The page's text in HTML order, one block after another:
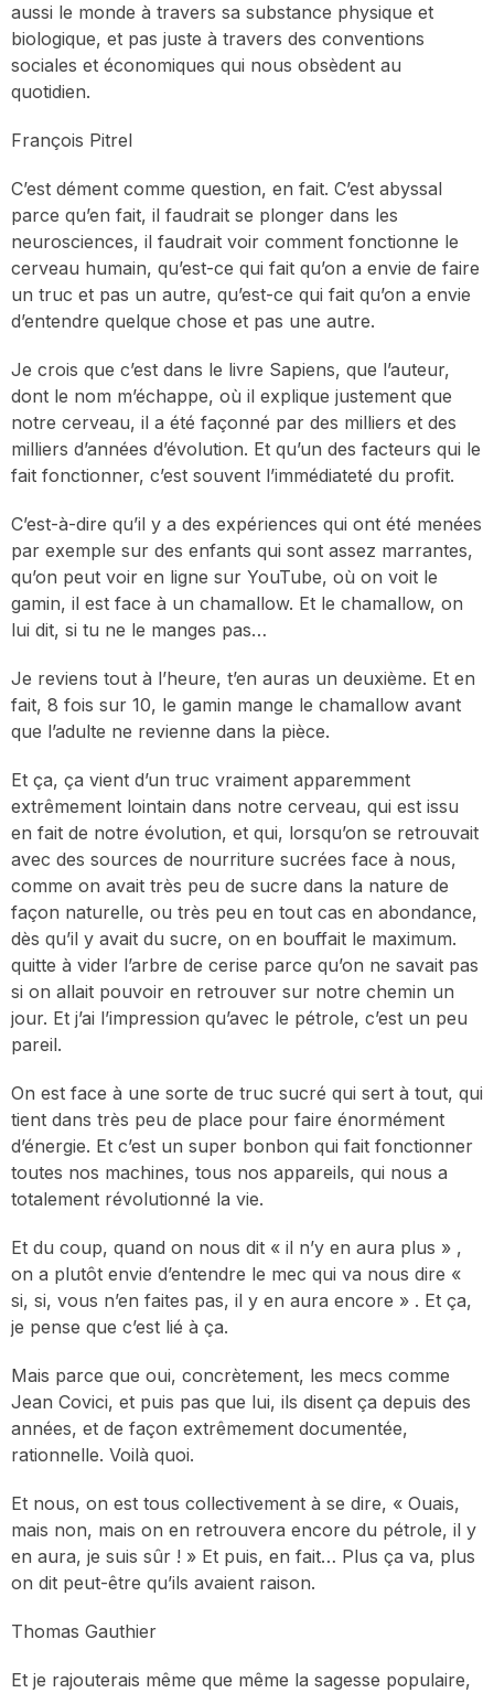
aussi le monde à travers sa substance physique et
biologique, et pas juste à travers des conventions
sociales et économiques qui nous obsèdent au
quotidien.
François Pitrel
C’est dément comme question, en fait. C’est abyssal
parce qu’en fait, il faudrait se plonger dans les
neurosciences, il faudrait voir comment fonctionne le
cerveau humain, qu’est-ce qui fait qu’on a envie de faire
un truc et pas un autre, qu’est-ce qui fait qu’on a envie
d’entendre quelque chose et pas une autre.
Je crois que c’est dans le livre Sapiens, que l’auteur,
dont le nom m’échappe, où il explique justement que
notre cerveau, il a été façonné par des milliers et des
milliers d’années d’évolution. Et qu’un des facteurs qui le
fait fonctionner, c’est souvent l’immédiateté du profit.
C’est-à-dire qu’il y a des expériences qui ont été menées
par exemple sur des enfants qui sont assez marrantes,
qu’on peut voir en ligne sur YouTube, où on voit le
gamin, il est face à un chamallow. Et le chamallow, on
lui dit, si tu ne le manges pas…
Je reviens tout à l’heure, t’en auras un deuxième. Et en
fait, 8 fois sur 10, le gamin mange le chamallow avant
que l’adulte ne revienne dans la pièce.
Et ça, ça vient d’un truc vraiment apparemment
extrêmement lointain dans notre cerveau, qui est issu
en fait de notre évolution, et qui, lorsqu’on se retrouvait
avec des sources de nourriture sucrées face à nous,
comme on avait très peu de sucre dans la nature de
façon naturelle, ou très peu en tout cas en abondance,
dès qu’il y avait du sucre, on en bouffait le maximum.
quitte à vider l’arbre de cerise parce qu’on ne savait pas
si on allait pouvoir en retrouver sur notre chemin un
jour. Et j’ai l’impression qu’avec le pétrole, c’est un peu
pareil.
On est face à une sorte de truc sucré qui sert à tout, qui
tient dans très peu de place pour faire énormément
d’énergie. Et c’est un super bonbon qui fait fonctionner
toutes nos machines, tous nos appareils, qui nous a
totalement révolutionné la vie.
Et du coup, quand on nous dit « il n’y en aura plus » ,
on a plutôt envie d’entendre le mec qui va nous dire «
si, si, vous n’en faites pas, il y en aura encore » . Et ça,
je pense que c’est lié à ça.
Mais parce que oui, concrètement, les mecs comme
Jean Covici, et puis pas que lui, ils disent ça depuis des
années, et de façon extrêmement documentée,
rationnelle. Voilà quoi.
Et nous, on est tous collectivement à se dire, « Ouais,
mais non, mais on en retrouvera encore du pétrole, il y
en aura, je suis sûr ! » Et puis, en fait… Plus ça va, plus
on dit peut-être qu’ils avaient raison.
Thomas Gauthier
Et je rajouterais même que même la sagesse populaire,